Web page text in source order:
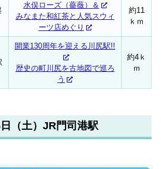
水俣ローズ（薔薇）＆
みなまた和紅茶と人気スウィ
ーツ店めぐり
約11
ｋｍ
開業130周年を迎える川尻駅!!
歴史の町川尻を古地図で巡ろ
う
約4ｋ
ｍ
（土）JR門司港駅